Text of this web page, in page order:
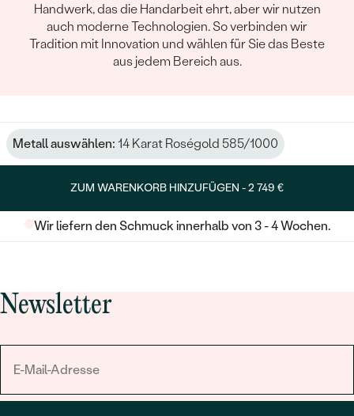
Handwerk, das die Handarbeit ehrt, aber wir nutzen
auch moderne Technologien. So verbinden wir
Tradition mit Innovation und wählen für Sie das Beste
aus jedem Bereich aus.
Metall auswählen: 14 Karat Roségold 585/1000
ZUM WARENKORB HINZUFÜGEN -2 749 €
Wir liefern den Schmuck innerhalb von 3 - 4 Wochen.
Newsletter